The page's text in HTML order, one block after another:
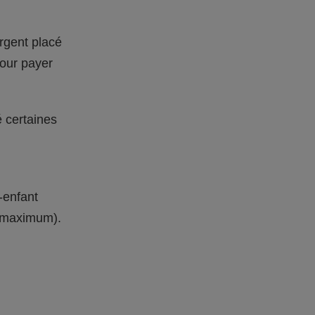
placé
payer
certaines
enfant